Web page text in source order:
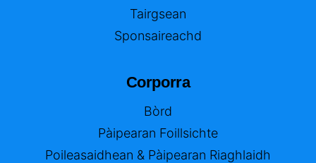
Tairgsean
Sponsaireachd
Corporra
Bòrd
Pàipearan Foillsichte
Poileasaidhean & Pàipearan Riaghlaidh